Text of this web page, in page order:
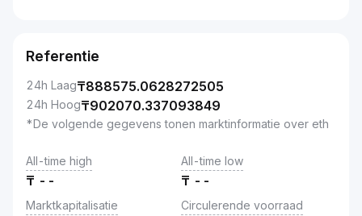
Referentie
24h Laag₸888575.0628272505
24h Hoog₸902070.337093849
*De volgende gegevens tonen marktinformatie over eth
All-time high
₸ --
All-time low
₸ --
Marktkapitalisatie Circulerende voorraad